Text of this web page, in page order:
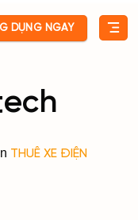
DỤNG NGAY
THUÊ XE ĐIỆN